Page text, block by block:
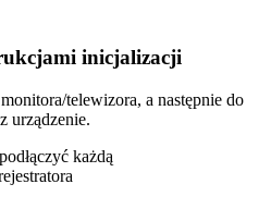
inicjalizacji
telewizora, a następnie do
urządzenie.
każdą